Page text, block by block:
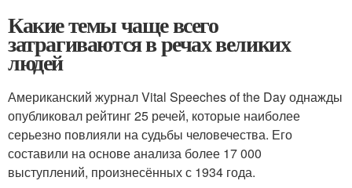
Какие темы чаще всего
затрагиваются в речах великих
людей
Американский журнал Vital Speeches of the Day однажды
опубликовал рейтинг 25 речей, которые наиболее
серьезно повлияли на судьбы человечества. Его
составили на основе анализа более 17 000
выступлений, произнесённых с 1934 года.